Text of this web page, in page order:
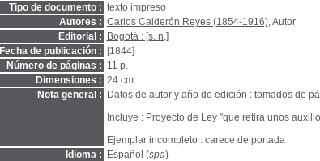
Tipo de documento : texto impreso
Autores : Carlos Calderón Reyes (1854-1916), Autor
Editorial :
Bogotá : [s. n.]
Fecha de publicación :
[1844]
Número de páginas : 11 p.
Dimensiones : 24 cm.
Nota general :
Datos de autor y año de edición : tomados de
Incluye : Proyecto de Ley "que retira unos
Ejemplar incompleto : carece de portada
Idioma :
Español (spa)